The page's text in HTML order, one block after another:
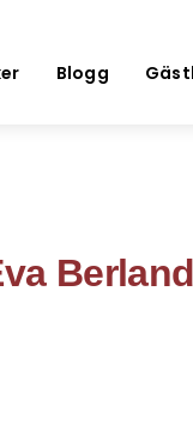
Blogg